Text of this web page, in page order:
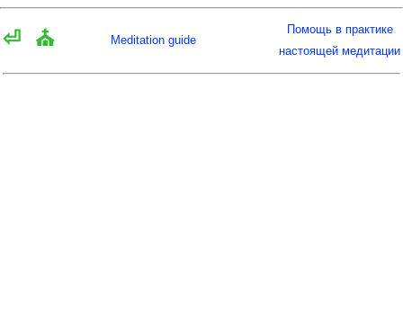
⏎ ⛪ Meditation guide
Помощь в практике
настоящей медитации